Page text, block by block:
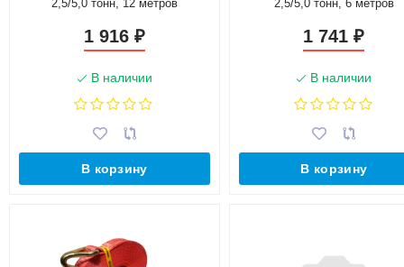
2,5/5,0 тонн, 12 метров
1 916 ₽
В наличии
В корзину
2,5/5,0 тонн, 6 метров
1 741₽
В наличии
В корзину